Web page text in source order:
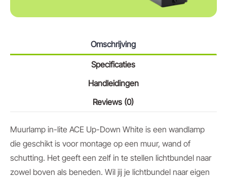
Omschrijving
Specificaties
Handleidingen
Reviews (0)
Muurlamp in-lite ACE Up-Down White is een wandlamp
die geschikt is voor montage op een muur, wand of
schutting. Het geeft een zelf in te stellen lichtbundel naar
zowel boven als beneden. Wil jij je lichtbundel naar eigen